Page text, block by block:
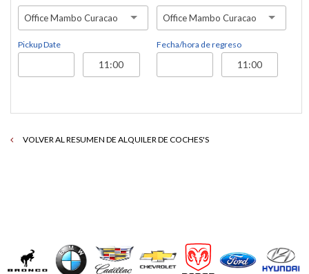
Office Mambo Curacao
Pickup Date
Office Mambo Curacao
Fecha/hora de regreso
VOLVER AL RESUMEN DE ALQUILER DE COCHES'S